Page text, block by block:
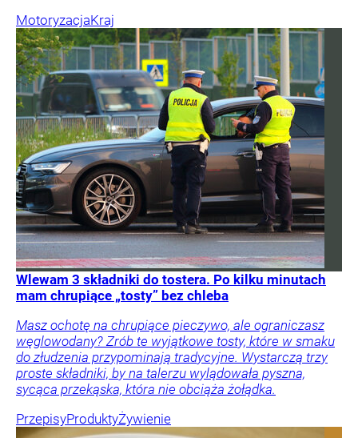
MotoryzacjaKraj
Wlewam 3 składniki do tostera. Po kilku minutach
mam chrupiące „tosty” bez chleba
Masz ochotę na chrupiące pieczywo, ale ograniczasz
węglowodany? Zrób te wyjątkowe tosty, które w smaku
do złudzenia przypominają tradycyjne. Wystarczą trzy
proste składniki, by na talerzu wylądowała pyszna,
sycąca przekąska, która nie obciąża żołądka.
PrzepisyProduktyŻywienie